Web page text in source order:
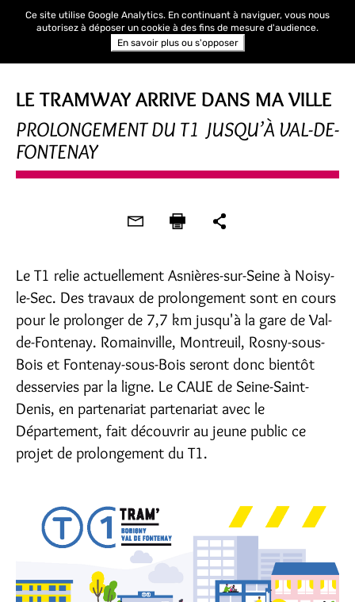
LE TRAMWAY ARRIVE DANS MA VILLE
PROLONGEMENT DU T1 JUSQU’À VAL-DE-
FONTENAY
Le T1 relie actuellement Asnières-sur-Seine à Noisy-
le-Sec. Des travaux de prolongement sont en cours
pour le prolonger de 7,7 km jusqu'à la gare de Val-
de-Fontenay. Romainville, Montreuil, Rosny-sous-
Bois et Fontenay-sous-Bois seront donc bientôt
desservies par la ligne. Le CAUE de Seine-Saint-
Denis, en partenariat partenariat avec le
Département, fait découvrir au jeune public ce
projet de prolongement du T1.
Ce site utilise Google Analytics. En continuant à naviguer, vous nous
autorisez à déposer un cookie à des fins de mesure d'audience.
En savoir plus ou s'opposer